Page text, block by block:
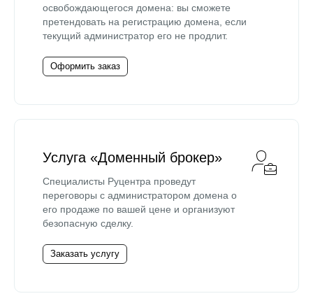
освобождающегося домена: вы сможете
претендовать на регистрацию домена, если
текущий администратор его не продлит.
Оформить заказ
Услуга «Доменный брокер»
Специалисты Руцентра проведут
переговоры с администратором домена о
его продаже по вашей цене и организуют
безопасную сделку.
Заказать услугу